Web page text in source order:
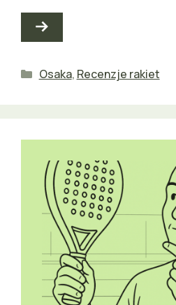
Kategorie
Osaka, Recenzje rakiet